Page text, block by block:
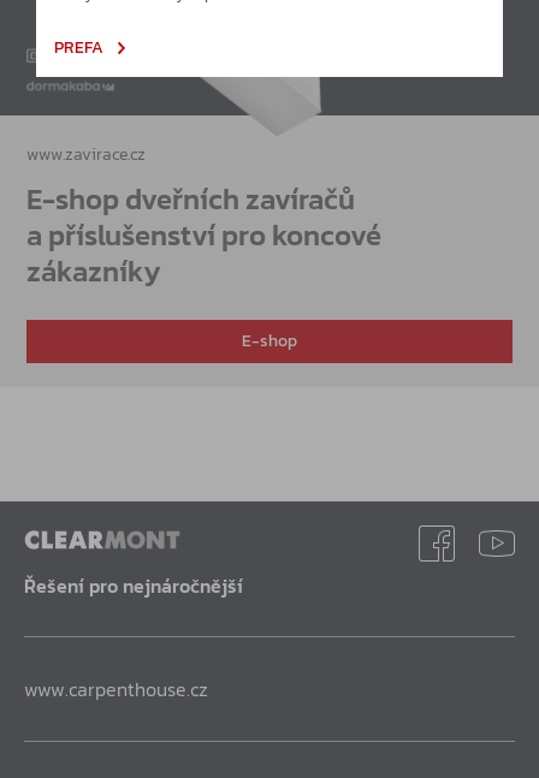
PREFA
www.zavirace.cz
E-shop dveřních zavíračů
a příslušenství pro koncové
zákazníky
E-shop
Řešení pro nejnáročnější
www.carpenthouse.cz